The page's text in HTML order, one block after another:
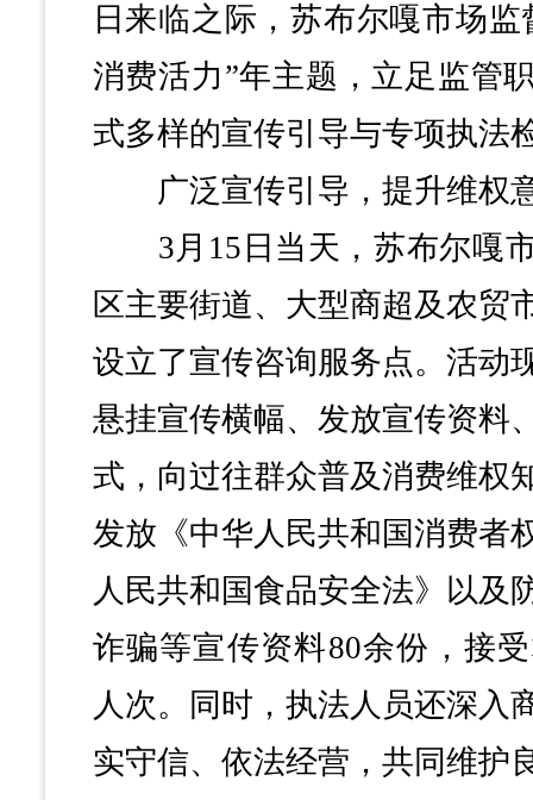
日来临之际，苏布尔嘎市场
消费活力”年主题，立足监管
式多样的宣传引导与专项执法
广泛宣传引导，提升维权
3月15日当天，苏布尔嘎市
区主要街道、大型商超及农贸
设立了宣传咨询服务点。活动
悬挂宣传横幅、发放宣传资料
式，向过往群众普及消费维权
发放《中华人民共和国消费者
人民共和国食品安全法》以及
诈骗等宣传资料80余份，接
人次。同时，执法人员还深入
实守信、依法经营，共同维护